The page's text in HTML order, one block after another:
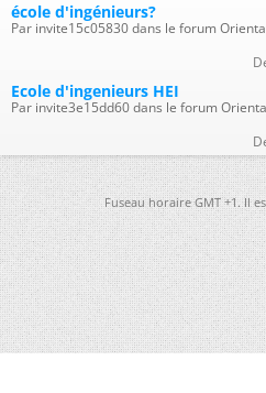
école d'ingénieurs?
Par invite15c05830 dans le forum
Ecole d'ingenieurs HEI
Par invite3e15dd60 dans le forum
Fuseau horaire GMT +1. Il